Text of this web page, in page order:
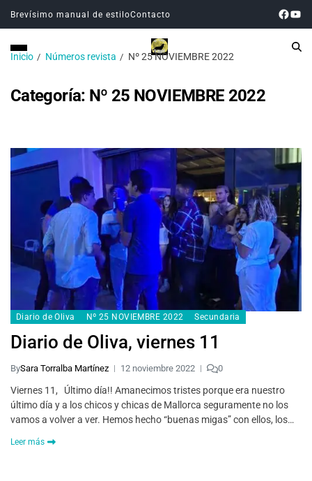
Brevísimo manual de estiloContacto
Inicio Números revista Nº 25 NOVIEMBRE 2022
Categoría: Nº 25 NOVIEMBRE 2022
Diario de Oliva Nº 25 NOVIEMBRE 2022 Secundaria
Diario de Oliva, viernes 11
BySara Torralba Martínez 12 noviembre 2022 0
Viernes 11, Último día!! Amanecimos tristes porque era nuestro
último día y a los chicos y chicas de Mallorca seguramente no los
vamos a volver a ver. Hemos hecho “buenas migas” con ellos, los…
Leer más